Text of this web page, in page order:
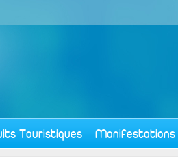
Touristiques Manifestations